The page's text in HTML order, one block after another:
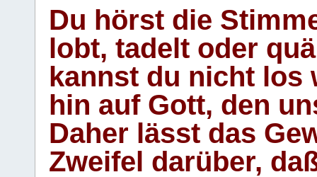
Du hörst die
lobt, tadelt oder
kannst du nicht los
hin auf Gott, den
Daher lässt das
Zweifel darüber,